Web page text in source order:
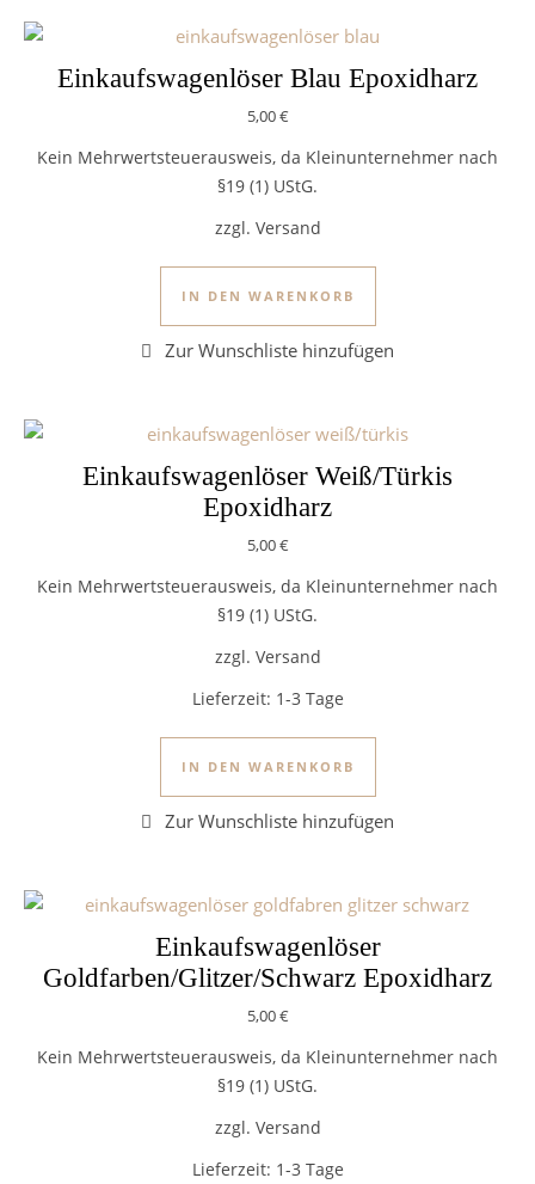
Einkaufswagenlöser Blau Epoxidharz
5,00€
Kein Mehrwertsteuerausweis, da Kleinunternehmer nach
§19 (1) UStG.
zzgl. Versand
IN DEN WARENKORB
Einkaufswagenlöser Weiß/Türkis
Epoxidharz
5,00€
Kein Mehrwertsteuerausweis, da Kleinunternehmer nach
§19 (1) UStG.
zzgl. Versand
Lieferzeit: 1-3 Tage
IN DEN WARENKORB
Einkaufswagenlöser
Goldfarben/Glitzer/Schwarz Epoxidharz
5,00€
Kein Mehrwertsteuerausweis, da Kleinunternehmer nach
§19 (1) UStG.
zzgl. Versand
Lieferzeit: 1-3 Tage